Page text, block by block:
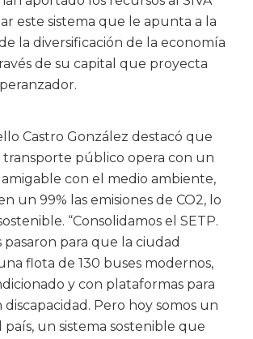
este sistema que le apunta a la
la diversificación de la economía
de su capital que proyecta
Castro González destacó que
transporte público opera con un
con el medio ambiente,
un 99% las emisiones de CO2, lo
“Consolidamos el SETP.
pasaron para que la ciudad
flota de 130 buses modernos,
y con plataformas para
discapacidad. Pero hoy somos un
un sistema sostenible que